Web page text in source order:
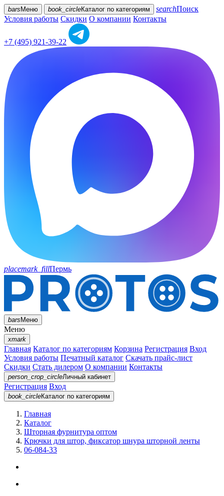
bars Меню book_circleКаталог по категориям searchПоиск
Условия работы Скидки О компании Контакты
+7 (495) 921-39-22
placemark_fillПермь
barsМеню
Меню
xmark
Главная Каталог по категориям Корзина Регистрация Вход
Условия работы Печатный каталог Скачать прайс-лист
Скидки Стать дилером О компании Контакты
person_crop_circleЛичный кабинет
Регистрация Вход
book_circleКаталог по категориям
Главная
Каталог
Шторная фурнитура оптом
Крючки для штор, фиксатор шнура шторной ленты
06-084-33